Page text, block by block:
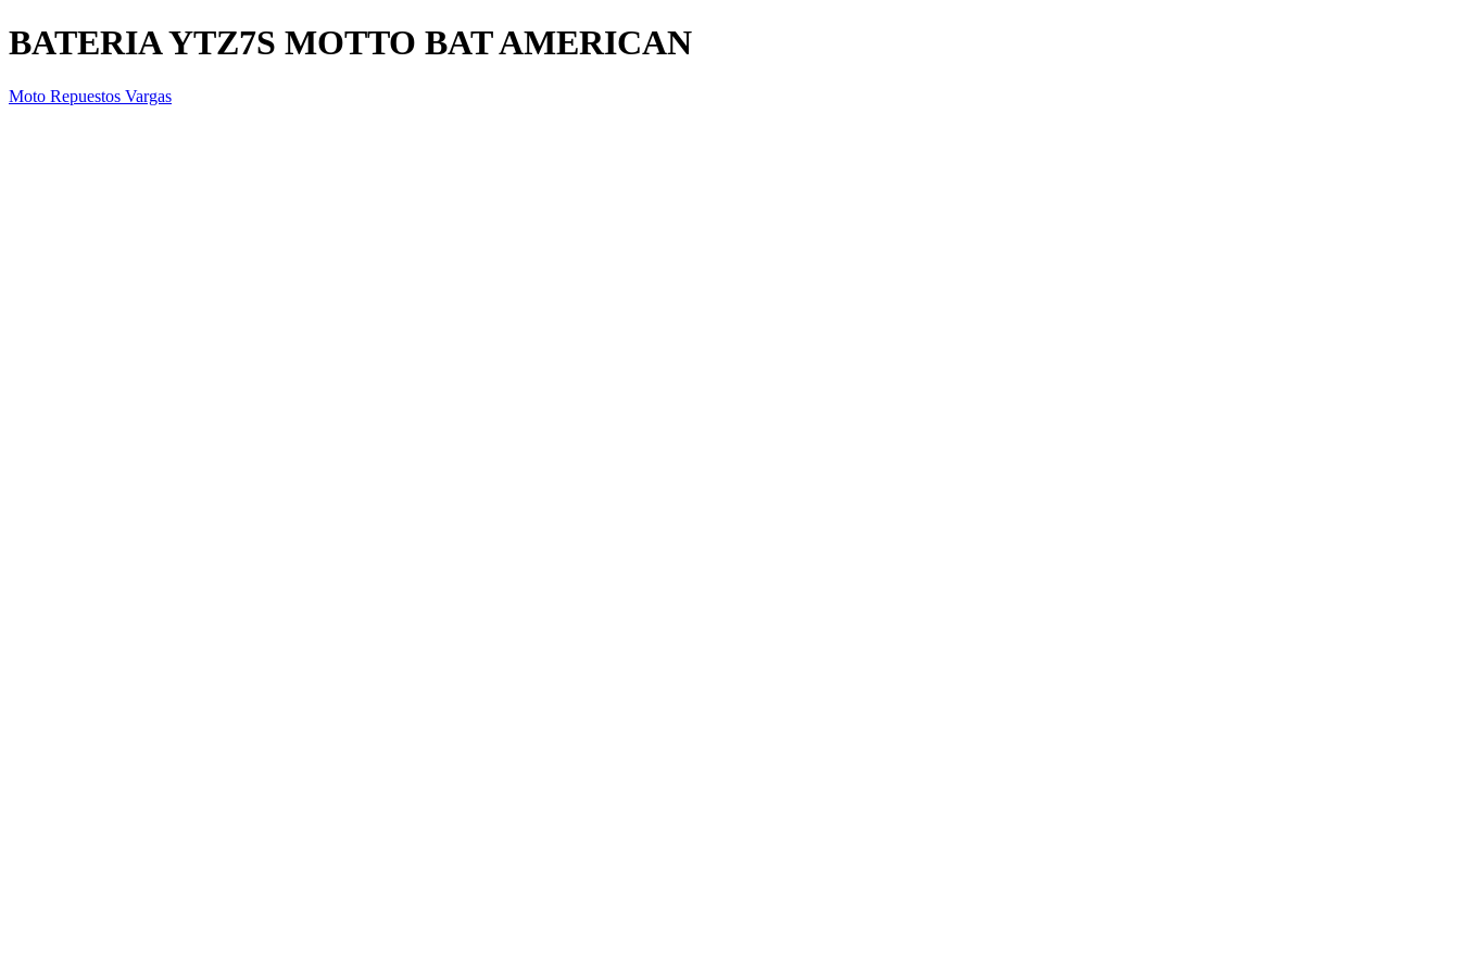
BATERIA YTZ7S MOTTO BAT AMERICAN
Moto Repuestos Vargas